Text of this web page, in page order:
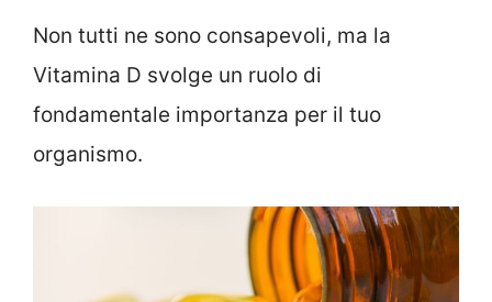
Non tutti ne sono consapevoli, ma la
Vitamina D svolge un ruolo di
fondamentale importanza per il tuo
organismo.